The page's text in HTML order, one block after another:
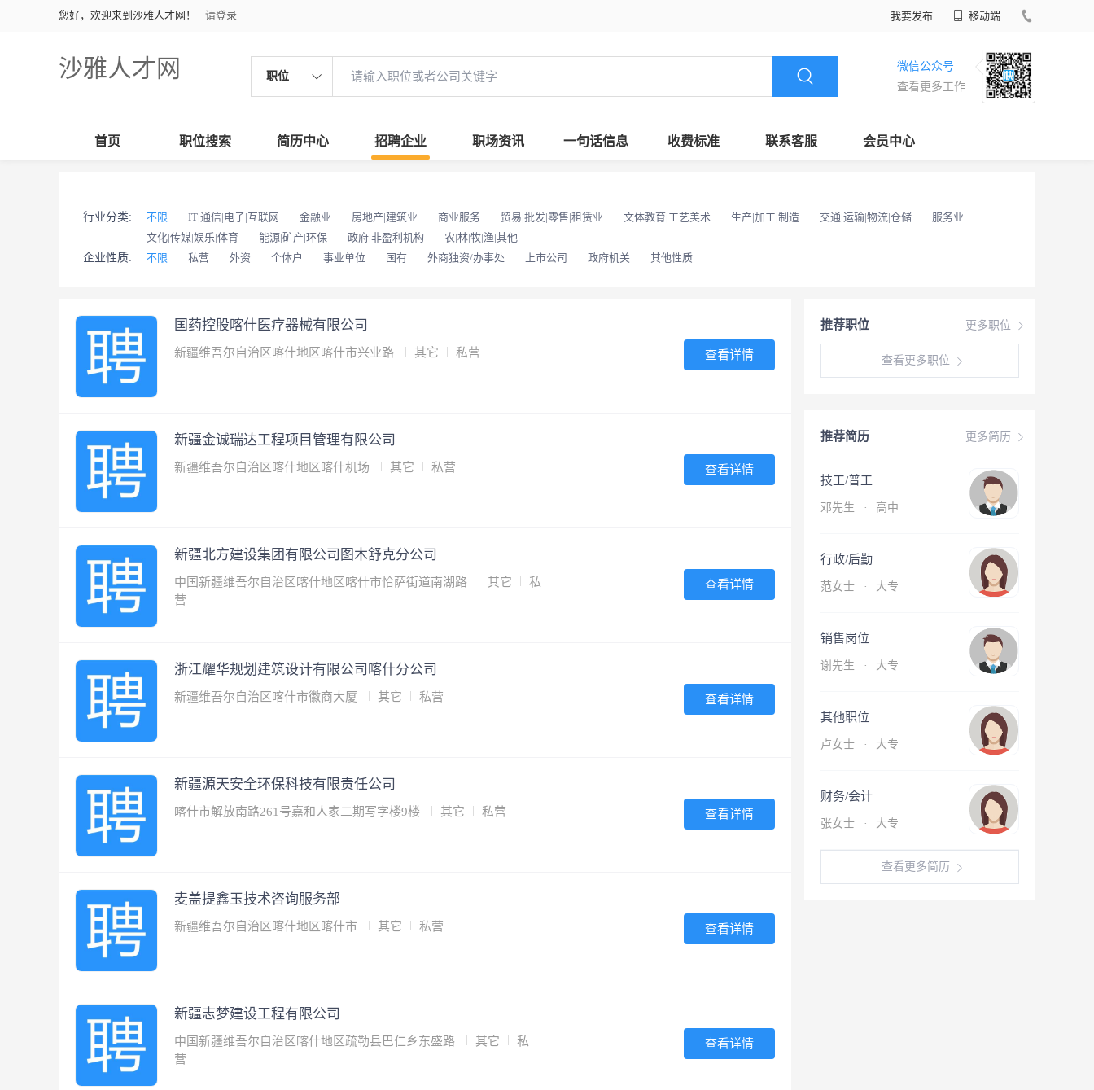
您好，欢迎来到沙雅人才网！ 请登录 我要发布 移动端
沙雅人才网 职位
微信公众号
查看更多工作
首页 职位搜索 简历中心 招聘企业 职场资讯 一句话信息 收费标准 联系客服 会员中心
行业分类: 不限 IT|通信|电子|互联网 金融业 房地产|建筑业 商业服务 贸易|批发|零售|租赁业 文体教育|工艺美术 生产|加工|制造 交通|运输|物流|仓储
服务业
文化|传媒|娱乐|体育
能源|矿产|环保 政府|非盈利机构
农|林|牧|渔|其他
企业性质:
不限 私营 外资 个体户 事业单位 国有 外商独资/办事处 上市公司 政府机关 其他性质
更多职位
推荐职位
查看更多职位
更多简历
推荐简历
技工/普工
邓先生 · 高中
行政/后勤
范女士 · 大专
销售岗位
谢先生 · 大专
其他职位
卢女士 · 大专
财务/会计
张女士 · 大专
查看更多简历
国药控股喀什医疗器械有限公司
新疆维吾尔自治区喀什地区喀什市兴业路 其它 私营 查看详情
新疆金诚瑞达工程项目管理有限公司
新疆维吾尔自治区喀什地区喀什机场 其它 私营 查看详情
新疆北方建设集团有限公司图木舒克分公司
中国新疆维吾尔自治区喀什地区喀什市恰萨街道南湖路 其它
私
营
查看详情
浙江耀华规划建筑设计有限公司喀什分公司
新疆维吾尔自治区喀什市徽商大厦 其它 私营 查看详情
新疆源天安全环保科技有限责任公司
喀什市解放南路261号嘉和人家二期写字楼9楼 其它 私营 查看详情
麦盖提鑫玉技术咨询服务部
新疆维吾尔自治区喀什地区喀什市 其它 私营 查看详情
新疆志梦建设工程有限公司
中国新疆维吾尔自治区喀什地区疏勒县巴仁乡东盛路 其它
私
营
查看详情